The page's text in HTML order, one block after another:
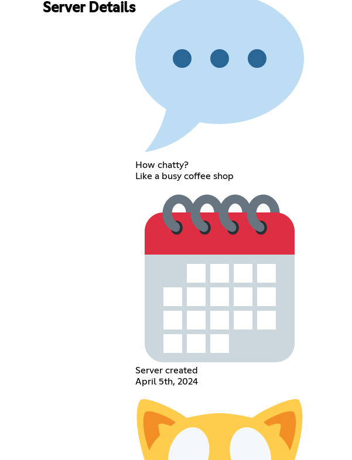
Server Details
How chatty?
Like a busy coffee shop
Server created
April 5th, 2024